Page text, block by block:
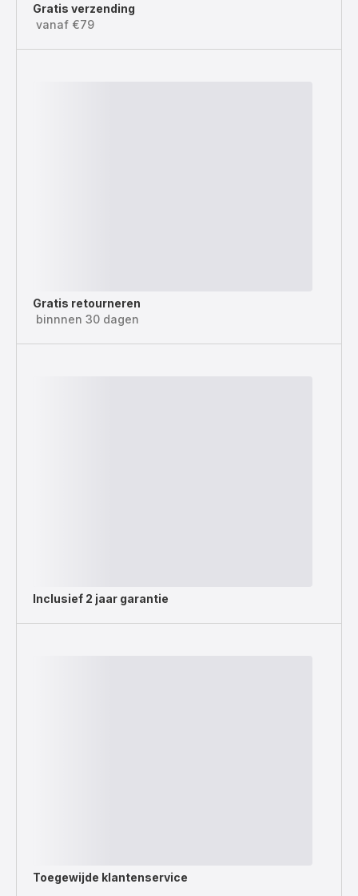
Gratis verzending
vanaf €79
Gratis retourneren
binnnen 30 dagen
Inclusief 2 jaar garantie
Toegewijde klantenservice